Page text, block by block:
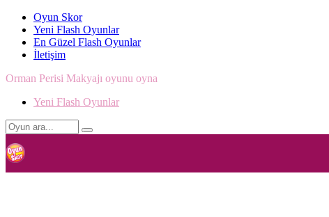
Oyun Skor
Yeni Flash Oyunlar
En Güzel Flash Oyunlar
İletişim
Orman Perisi Makyajı oyunu oyna
Yeni Flash Oyunlar